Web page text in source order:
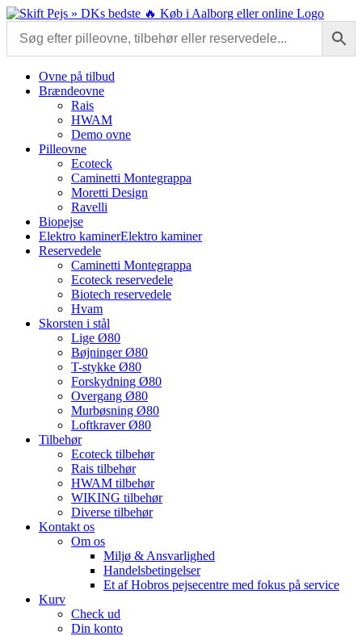
Skip
content
Ovne på tilbud
Brændeovne
Rais
HWAM
Demo ovne
Pilleovne
Ecoteck
Caminetti Montegrappa
Moretti Design
Ravelli
Biopejse
Elektro kaminerElektro kaminer
Reservedele
Caminetti Montegrappa
Ecoteck reservedele
Biotech reservedele
Hvam
Skorsten i stål
Lige Ø80
Bøjninger Ø80
T-stykke Ø80
Forskydning Ø80
Overgang Ø80
Murbøsning Ø80
Loftkraver Ø80
Tilbehør
Ecoteck tilbehør
Rais tilbehør
HWAM tilbehør
WIKING tilbehør
Diverse tilbehør
Kontakt os
Om os
Miljø & Ansvarlighed
Handelsbetingelser
Et af Hobros pejsecentre med fokus på service
Kurv
Check ud
Din konto